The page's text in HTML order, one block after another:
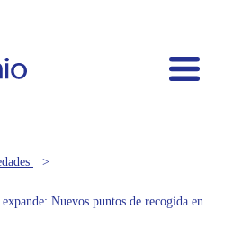
Nuevos puntos de recogida en